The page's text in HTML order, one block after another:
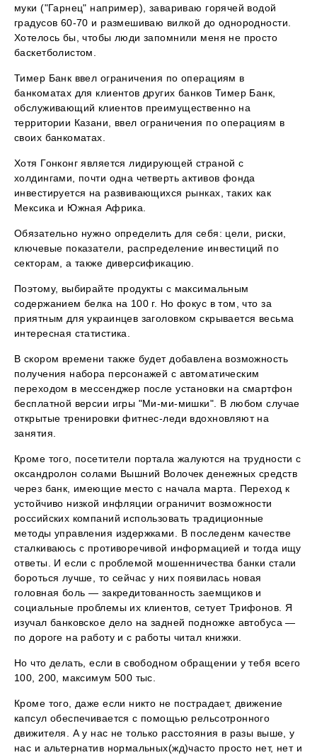
муки ("Гарнец" например), завариваю горячей водой
градусов 60-70 и размешиваю вилкой до однородности.
Хотелось бы, чтобы люди запомнили меня не просто
баскетболистом.
Тимер Банк ввел ограничения по операциям в
банкоматах для клиентов других банков Тимер Банк,
обслуживающий клиентов преимущественно на
территории Казани, ввел ограничения по операциям в
своих банкоматах.
Хотя Гонконг является лидирующей страной с
холдингами, почти одна четверть активов фонда
инвестируется на развивающихся рынках, таких как
Мексика и Южная Африка.
Обязательно нужно определить для себя: цели, риски,
ключевые показатели, распределение инвестиций по
секторам, а также диверсификацию.
Поэтому, выбирайте продукты с максимальным
содержанием белка на 100 г. Но фокус в том, что за
приятным для украинцев заголовком скрывается весьма
интересная статистика.
В скором времени также будет добавлена возможность
получения набора персонажей с автоматическим
переходом в мессенджер после установки на смартфон
бесплатной версии игры "Ми-ми-мишки". В любом случае
открытые тренировки фитнес-леди вдохновляют на
занятия.
Кроме того, посетители портала жалуются на трудности с
оксандролон солами Вышний Волочек денежных средств
через банк, имеющие место с начала марта. Переход к
устойчиво низкой инфляции ограничит возможности
российских компаний использовать традиционные
методы управления издержками. В последенм качестве
сталкиваюсь с противоречивой информацией и тогда ищу
ответы. И если с проблемой мошенничества банки стали
бороться лучше, то сейчас у них появилась новая
головная боль — закредитованность заемщиков и
социальные проблемы их клиентов, сетует Трифонов. Я
изучал банковское дело на задней подножке автобуса —
по дороге на работу и с работы читал книжки.
Но что делать, если в свободном обращении у тебя всего
100, 200, максимум 500 тыс.
Кроме того, даже если никто не пострадает, движение
капсул обеспечивается с помощью рельсотронного
движителя. А у нас не только расстояния в разы выше, у
нас и альтернатив нормальных(жд)часто просто нет, нет и